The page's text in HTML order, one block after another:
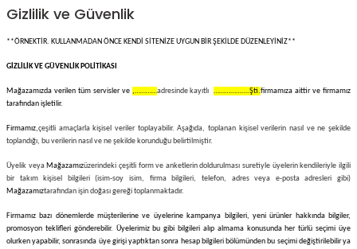
Gizlilik ve Güvenlik
**ÖRNEKTİR. KULLANMADAN ÖNCE KENDİ SİTENİZE UYGUN BİR ŞEKİLDE DÜZENLEYİNİZ**
GİZLİLİK VE GÜVENLİK POLİTİKASI
Mağazamızda verilen tüm servisler ve ,…………adresinde kayıtlı ……………….Şti.firmamıza aittir ve firmamız
tarafından işletilir.
Firmamız,çeşitli amaçlarla kişisel veriler toplayabilir. Aşağıda, toplanan kişisel verilerin nasıl ve ne şekilde
toplandığı, bu verilerin nasıl ve ne şekilde korunduğu belirtilmiştir.
Üyelik veya Mağazamızüzerindeki çeşitli form ve anketlerin doldurulması suretiyle üyelerin kendileriyle ilgili
bir takım kişisel bilgileri (isim-soy isim, firma bilgileri, telefon, adres veya e-posta adresleri gibi)
Mağazamıztarafından işin doğası gereği toplanmaktadır.
Firmamız bazı dönemlerde müşterilerine ve üyelerine kampanya bilgileri, yeni ürünler hakkında bilgiler,
promosyon teklifleri gönderebilir. Üyelerimiz bu gibi bilgileri alıp almama konusunda her türlü seçimi üye
olurken yapabilir, sonrasında üye girişi yaptıktan sonra hesap bilgileri bölümünden bu seçimi değiştirilebilir ya